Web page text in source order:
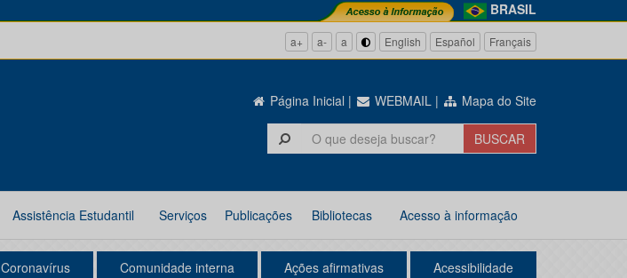
BRASIL
a+ a- a English Español Français
Página Inicial | WEBMAIL | Mapa do Site
Assistência Estudantil Serviços Publicações Bibliotecas Acesso à informação
Coronavírus Comunidade interna Ações afirmativas Acessibilidade